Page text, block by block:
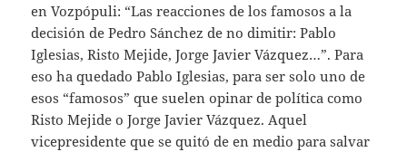
en Vozpópuli: “Las reacciones de los famosos a la
decisión de Pedro Sánchez de no dimitir: Pablo
Iglesias, Risto Mejide, Jorge Javier Vázquez…”. Para
eso ha quedado Pablo Iglesias, para ser solo uno de
esos “famosos” que suelen opinar de política como
Risto Mejide o Jorge Javier Vázquez. Aquel
vicepresidente que se quitó de en medio para salvar